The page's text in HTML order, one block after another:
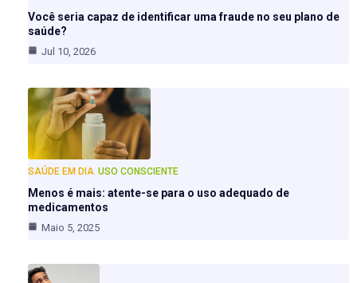
Você seria capaz de identificar uma fraude no seu plano de
saúde?
Jul 10, 2026
SAÚDE EM DIA USO CONSCIENTE
Menos é mais: atente-se para o uso adequado de
medicamentos
Maio 5, 2025